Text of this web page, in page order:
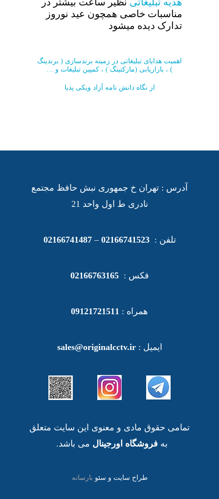
مناسبات خاصی همچون عید نوروز
تدارک دیده میشود
اهمیت هدایای تبلیغاتی در زمینه برندسازی ( برندینگ
) ، بازاریابی (مارکتینگ ) ، کمپین تبلیغات و …
از نگاه دانش نامه آزاد ویکی پدیا
آدرس : تهران خ جمهوری نبش حافظ مجتمع
نادری ط اول واحد 21
تلفن :02166741523
–
02166741487
فکس :02166763165
همراه : 09121721511
ایمیل :sales@originalcctv.ir
تمامی حقوق مادی و معنوی این سایت متعلق
به فروشگاه اورجینال می باشد.
طراح سایت و سئو بارسانه